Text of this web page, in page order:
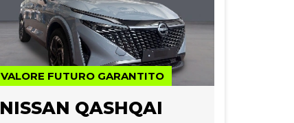
VALORE FUTURO GARANTITO
NISSAN QASHQAI